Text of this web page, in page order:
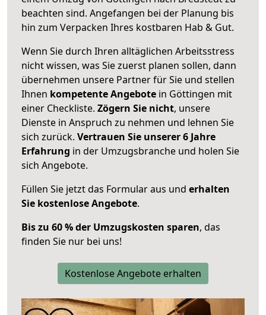
beachten sind. Angefangen bei der Planung bis
hin zum Verpacken Ihres kostbaren Hab & Gut.
Wenn Sie durch Ihren alltäglichen Arbeitsstress
nicht wissen, was Sie zuerst planen sollen, dann
übernehmen unsere Partner für Sie und stellen
Ihnen kompetente Angebote in Göttingen mit
einer Checkliste. Zögern Sie nicht, unsere
Dienste in Anspruch zu nehmen und lehnen Sie
sich zurück. Vertrauen Sie unserer 6 Jahre
Erfahrung in der Umzugsbranche und holen Sie
sich Angebote.
Füllen Sie jetzt das Formular aus und erhalten
Sie kostenlose Angebote.
Bis zu 60 % der Umzugskosten sparen, das
finden Sie nur bei uns!
Kostenlose Angebote erhalten